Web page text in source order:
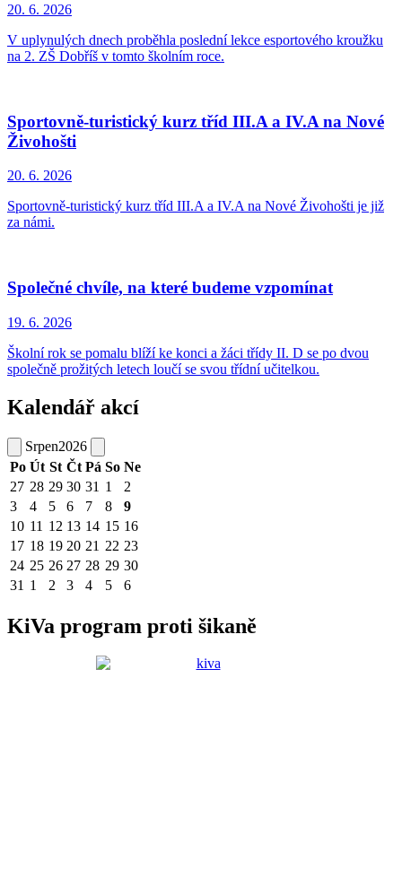
20. 6. 2026
V uplynulých dnech proběhla poslední lekce esportového kroužku
na 2. ZŠ Dobříš v tomto školním roce.
Sportovně-turistický kurz tříd III.A a IV.A na Nové
Živohošti
20. 6. 2026
Sportovně-turistický kurz tříd III.A a IV.A na Nové Živohošti je již
za námi.
Společné chvíle, na které budeme vzpomínat
19. 6. 2026
Školní rok se pomalu blíží ke konci a žáci třídy II. D se po dvou
společně prožitých letech loučí se svou třídní učitelkou.
Kalendář akcí
Srpen2026
Po Út St Čt Pá So Ne
27 28 29 30 31 1
2
3
4 5 6 7 8
9
10 11 12 13 14 15 16
17 18 19 20 21 22 23
24 25 26 27 28 29 30
31 1 2 3 4 5 6
KiVa program proti šikaně